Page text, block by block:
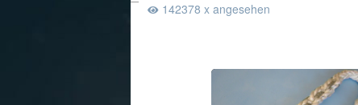
142378 x angesehen